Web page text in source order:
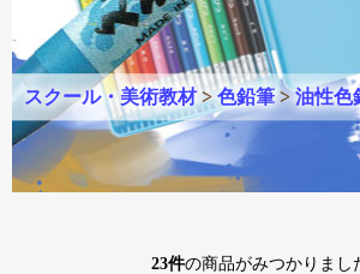
スクール・美術教材>色鉛筆>油性色
23件の商品がみつかりまし